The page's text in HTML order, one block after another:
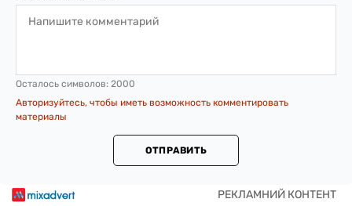
Осталось символов: 2000
Авторизуйтесь, чтобы иметь возможность комментировать
материалы
ОТПРАВИТЬ